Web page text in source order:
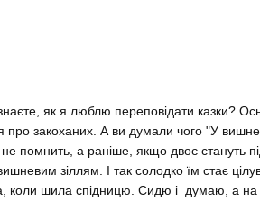
як я люблю переповідати казки?
про закоханих. А ви думали чого "У
не помнить, а раніше, якщо двоє стануть
зіллям. І так солодко їм стає
коли шила спідницю. Сидю і думаю, а